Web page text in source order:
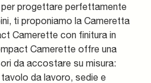
progettare perfettamente
ti proponiamo la Cameretta
Camerette con finitura in
Camerette offre una
da accostare su misura:
da lavoro, sedie e